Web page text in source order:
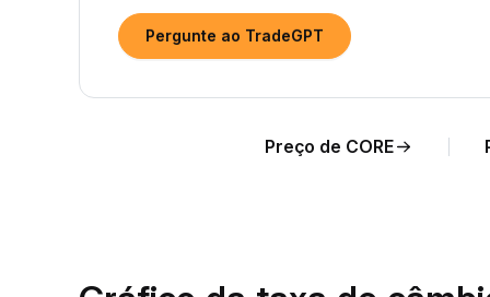
Pergunte ao TradeGPT
Preço de CORE